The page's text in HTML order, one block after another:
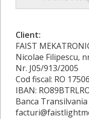
Client:
FAIST
Nicolae Filipescu,
Nr. J05/913/2005
Cod fiscal: RO
IBAN:
Banca Transilvania